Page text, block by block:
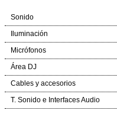
Sonido
Cajas Automplificadas
Etapas de potencia y amplificadores
Dinámica
Auriculares
Iluminación
Efectos LED
Cabezas LED
Controladores
Micrófonos
Inalámbricos
Conferencias e Instalación
Voz e Instrumentos
Área DJ
CD´S
Mesas de Mezcla
Cables y accesorios
Iluminación y corriente
T. Sonido e Interfaces Audio